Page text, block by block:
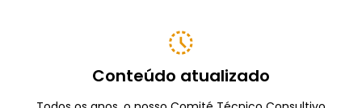
Conteúdo atualizado